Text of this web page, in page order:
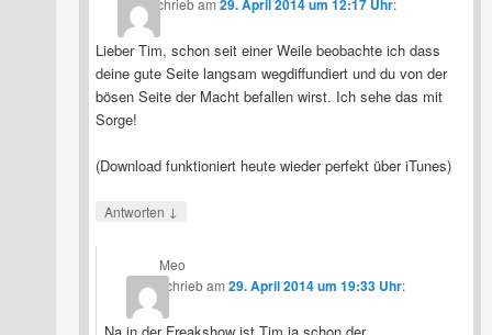
29. April 2014 um 12:17 Uhr
Lieber Tim, schon seit einer Weile beobachte ich dass
deine gute Seite langsam wegdiffundiert und du von der
bösen Seite der Macht befallen wirst. Ich sehe das mit
Sorge!
(Download funktioniert heute wieder perfekt über iTunes)
Antworten ↓
Meo
schriebam 29. April 2014 um 19:33 Uhr: